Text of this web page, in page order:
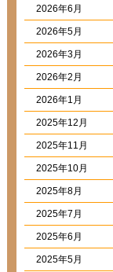
2026年6月
2026年5月
2026年3月
2026年2月
2026年1月
2025年12月
2025年11月
2025年10月
2025年8月
2025年7月
2025年6月
2025年5月